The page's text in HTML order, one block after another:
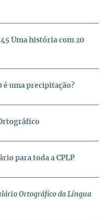
Uma história com 20
é uma precipitação?
para toda a CPLP
Ortográfico da Língua